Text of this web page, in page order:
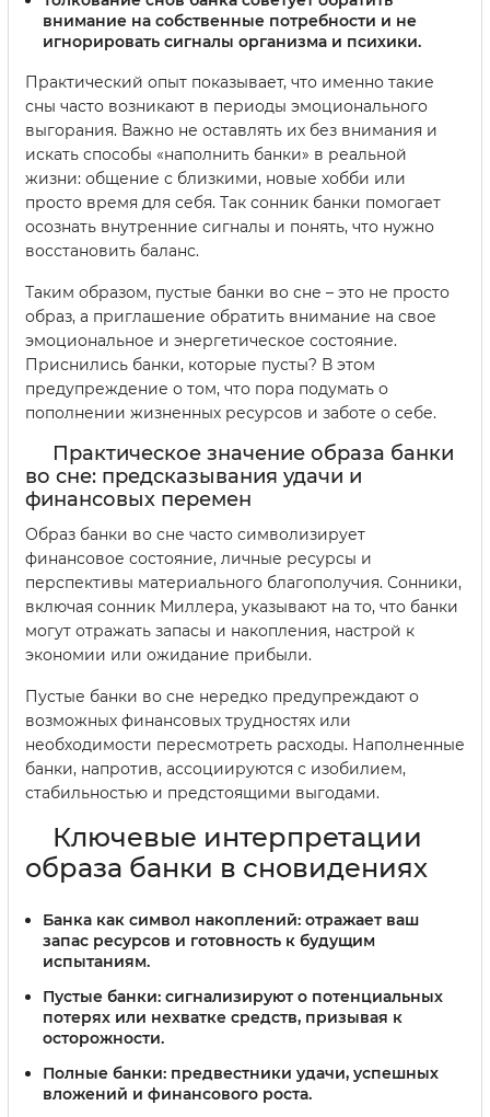
внимание на собственные потребности и не
игнорировать сигналы организма и психики.
Практический опыт показывает, что именно такие
сны часто возникают в периоды эмоционального
выгорания. Важно не оставлять их без внимания и
искать способы «наполнить банки» в реальной
жизни: общение с близкими, новые хобби или
просто время для себя. Так сонник банки помогает
осознать внутренние сигналы и понять, что нужно
восстановить баланс.
Таким образом, пустые банки во сне – это не просто
образ, а приглашение обратить внимание на свое
эмоциональное и энергетическое состояние.
Приснились банки, которые пусты? В этом
предупреждение о том, что пора подумать о
пополнении жизненных ресурсов и заботе о себе.
Практическое значение образа банки
во сне: предсказывания удачи и
финансовых перемен
Образ банки во сне часто символизирует
финансовое состояние, личные ресурсы и
перспективы материального благополучия. Сонники,
включая сонник Миллера, указывают на то, что банки
могут отражать запасы и накопления, настрой к
экономии или ожидание прибыли.
Пустые банки во сне нередко предупреждают о
возможных финансовых трудностях или
необходимости пересмотреть расходы. Наполненные
банки, напротив, ассоциируются с изобилием,
стабильностью и предстоящими выгодами.
Ключевые интерпретации
образа банки в сновидениях
Банка как символ накоплений: отражает ваш
запас ресурсов и готовность к будущим
испытаниям.
Пустые банки: сигнализируют о потенциальных
потерях или нехватке средств, призывая к
осторожности.
Полные банки: предвестники удачи, успешных
вложений и финансового роста.